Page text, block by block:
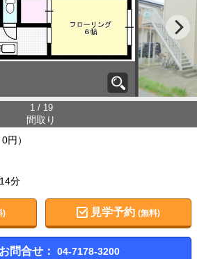
1 / 19
間取り
円）
分
) 見学予約(無料)
問合せ： 04-7178-3200